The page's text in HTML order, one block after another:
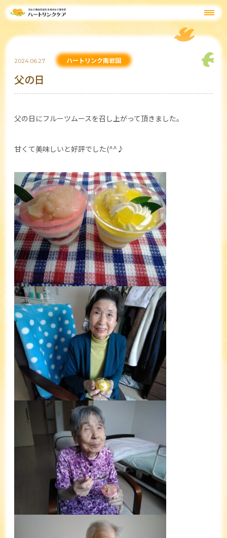
2024.06.27 ハートリンク南岩国
父の日
父の日にフルーツムースを召し上がって頂きました。
甘くて美味しいと好評でした(^^♪